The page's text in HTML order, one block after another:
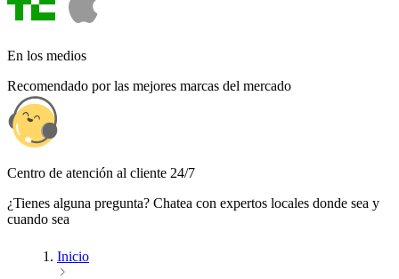
En los medios
Recomendado por las mejores marcas del mercado
Centro de atención al cliente 24/7
¿Tienes alguna pregunta? Chatea con expertos locales donde sea y
cuando sea
Inicio